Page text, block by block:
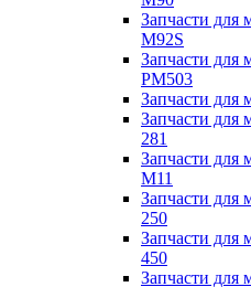
Запчасти для
M92S
Запчасти для
PM503
Запчасти для
Запчасти для
281
Запчасти для
M11
Запчасти для
250
Запчасти для
450
Запчасти для